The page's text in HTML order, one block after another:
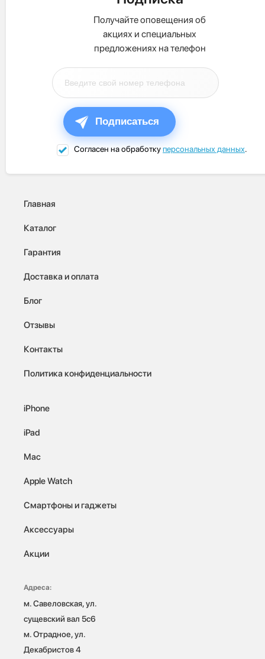
Получайте оповещения об
акциях и специальных
предложениях на телефон
Подписаться
Согласен на обработкуперсональных данных.
Главная
Каталог
Гарантия
Доставка и оплата
Блог
Отзывы
Контакты
Политика конфиденциальности
iPhone
iPad
Mac
Apple Watch
Смартфоны и гаджеты
Аксессуары
Акции
Адреса:
м. Савеловская, ул.
сущевский вал 5с6
м. Отрадное, ул.
Декабристов 4